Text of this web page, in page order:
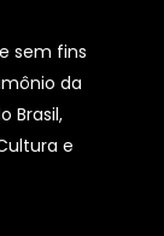
sem fins
da
Brasil,
e